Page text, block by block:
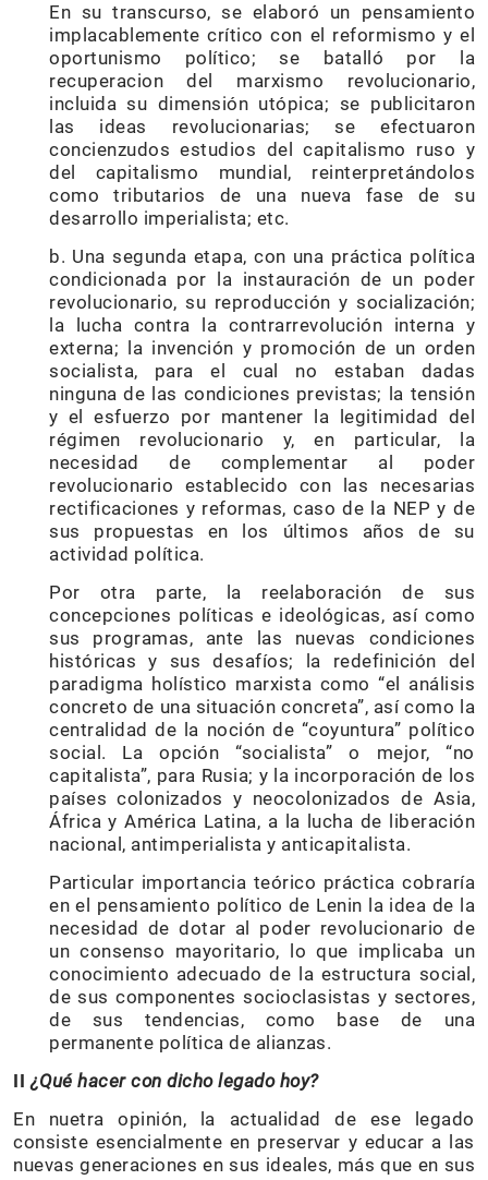
En su transcurso, se elaboró un pensamiento
implacablemente crítico con el reformismo y el
oportunismo político; se batalló por la
recuperacion del marxismo revolucionario,
incluida su dimensión utópica; se publicitaron
las ideas revolucionarias; se efectuaron
concienzudos estudios del capitalismo ruso y
del capitalismo mundial, reinterpretándolos
como tributarios de una nueva fase de su
desarrollo imperialista; etc.
b. Una segunda etapa, con una práctica política
condicionada por la instauración de un poder
revolucionario, su reproducción y socialización;
la lucha contra la contrarrevolución interna y
externa; la invención y promoción de un orden
socialista, para el cual no estaban dadas
ninguna de las condiciones previstas; la tensión
y el esfuerzo por mantener la legitimidad del
régimen revolucionario y, en particular, la
necesidad de complementar al poder
revolucionario establecido con las necesarias
rectificaciones y reformas, caso de la NEP y de
sus propuestas en los últimos años de su
actividad política.
Por otra parte, la reelaboración de sus
concepciones políticas e ideológicas, así como
sus programas, ante las nuevas condiciones
históricas y sus desafíos; la redefinición del
paradigma holístico marxista como “el análisis
concreto de una situación concreta”, así como la
centralidad de la noción de “coyuntura” político
social. La opción “socialista” o mejor, “no
capitalista”, para Rusia; y la incorporación de los
países colonizados y neocolonizados de Asia,
África y América Latina, a la lucha de liberación
nacional, antimperialista y anticapitalista.
Particular importancia teórico práctica cobraría
en el pensamiento político de Lenin la idea de la
necesidad de dotar al poder revolucionario de
un consenso mayoritario, lo que implicaba un
conocimiento adecuado de la estructura social,
de sus componentes socioclasistas y sectores,
de sus tendencias, como base de una
permanente política de alianzas.
II¿Qué hacer con dicho legado hoy?
En nuetra opinión, la actualidad de ese legado
consiste esencialmente en preservar y educar a las
nuevas generaciones en sus ideales, más que en sus